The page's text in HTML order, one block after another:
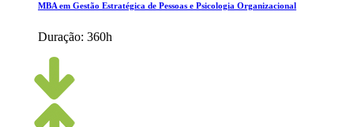
MBA em Gestão Estratégica de Pessoas e Psicologia Organizacional
Duração: 360h